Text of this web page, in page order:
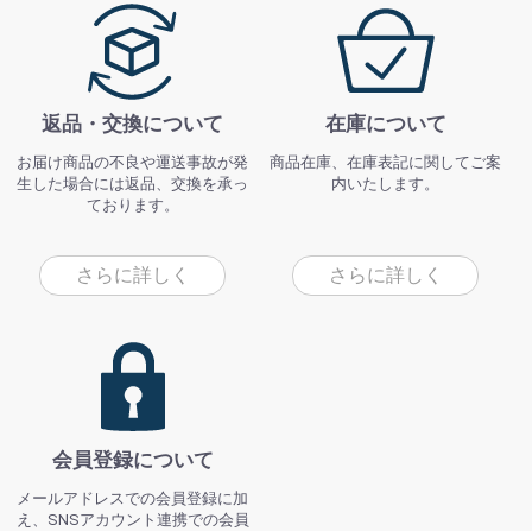
返品・交換について
お届け商品の不良や運送事故が発
生した場合には返品、交換を承っ
ております。
さらに詳しく
在庫について
商品在庫、在庫表記に関してご案
内いたします。
さらに詳しく
会員登録について
メールアドレスでの会員登録に加
え、SNSアカウント連携での会員